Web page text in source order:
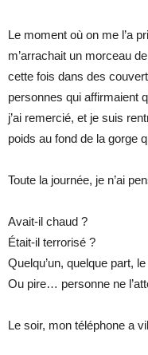
Le moment où on me l’a
m’arrachait un morceau
cette fois dans des
personnes qui affirmaient
j’ai remercié, et je suis
poids au fond de la gorge
Toute la journée, je n’ai
Avait-il chaud ?
Était-il terrorisé ?
Quelqu’un, quelque part,
Ou pire… personne ne
Le soir, mon téléphone a